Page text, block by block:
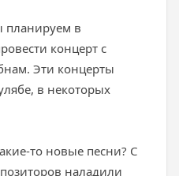
в
концерт с
Эти концерты
в некоторых
то новые песни? С
наладили